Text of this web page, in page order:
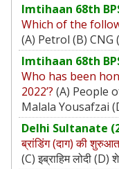
Imtihaan 68th
Which of the
(A) Petrol (B) CNG
Imtihaan 68th
Who has been
2022’? (A) People
Malala Yousafzai
Delhi Sultanate
ब्रांडिंग (दाग) की
(C) इब्राहिम लोदी (D)